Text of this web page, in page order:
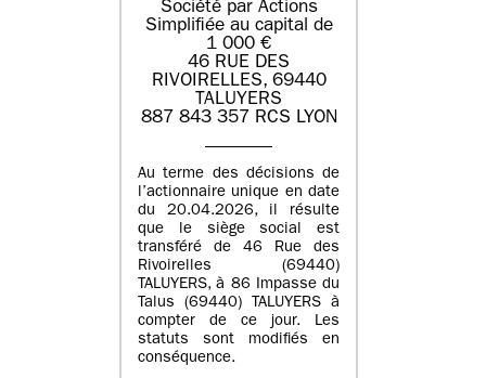
Société par Actions
Simplifiée au capital de
1 000 €
46 RUE DES
RIVOIRELLES, 69440
TALUYERS
887 843 357 RCS LYON
Au terme des décisions de
l’actionnaire unique en date
du 20.04.2026, il résulte
que le siège social est
transféré de 46 Rue des
Rivoirelles (69440)
TALUYERS, à 86 Impasse du
Talus (69440) TALUYERS à
compter de ce jour. Les
statuts sont modifiés en
conséquence.